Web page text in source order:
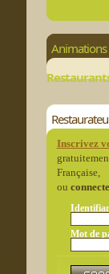
Animations
Inscrivez
Française,
ou
Mot de